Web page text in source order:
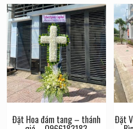
Đặt Hoa đám tang – thánh Đặt